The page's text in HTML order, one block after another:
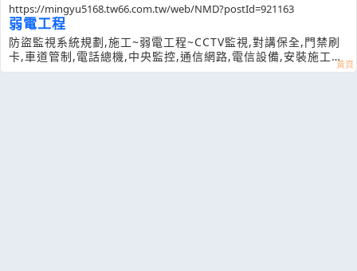
https://mingyu5168.tw66.com.tw/web/NMD?postId=921163
弱電工程
防盜監視系統規劃,施工~弱電工程~CCTV監視,對講保全,門禁刷
卡,車道管制,電話總機,中央監控,通信網路,電信設備,安裝施工維
修,線路查修等代為施工報價諮詢